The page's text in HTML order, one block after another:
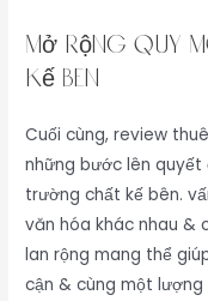
Mở rộng quy
kế bên
Cuối cùng, review
những bước lên
trường chất kế bên.
văn hóa khác nhau &
lan rộng mang thể
cận & cùng một